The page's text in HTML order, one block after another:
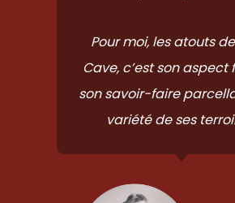
Pour moi, les atouts
Cave, c’est son aspect
son savoir-faire
variété de ses